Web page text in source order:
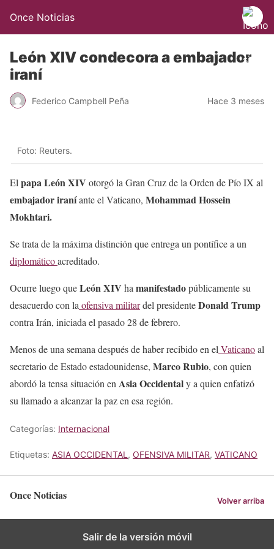
Once Noticias
León XIV condecora a embajador
iraní
Federico Campbell Peña Hace 3 meses
Foto: Reuters.
El papa León XIV otorgó la Gran Cruz de la Orden de Pío IX al
embajador iraníante el Vaticano, Mohammad Hossein
Mokhtari.
Se trata de la máxima distinción que entrega un pontífice a un
diplomáticoacreditado.
Ocurre luego queLeón XIV ha manifestadopúblicamente su
desacuerdo con la ofensiva militardel presidenteDonald Trump
contra Irán, iniciada el pasado 28 de febrero.
Menos de una semana después de haber recibido en el Vaticanoal
secretario de Estado estadounidense, Marco Rubio, con quien
abordó la tensa situación en Asia Occidentaly a quien enfatizó
su llamado a alcanzar la paz en esa región.
Categorías: Internacional
Etiquetas: ASIA OCCIDENTAL , OFENSIVA MILITAR, VATICANO
Once Noticias Volver arriba
Salir de la versión móvil